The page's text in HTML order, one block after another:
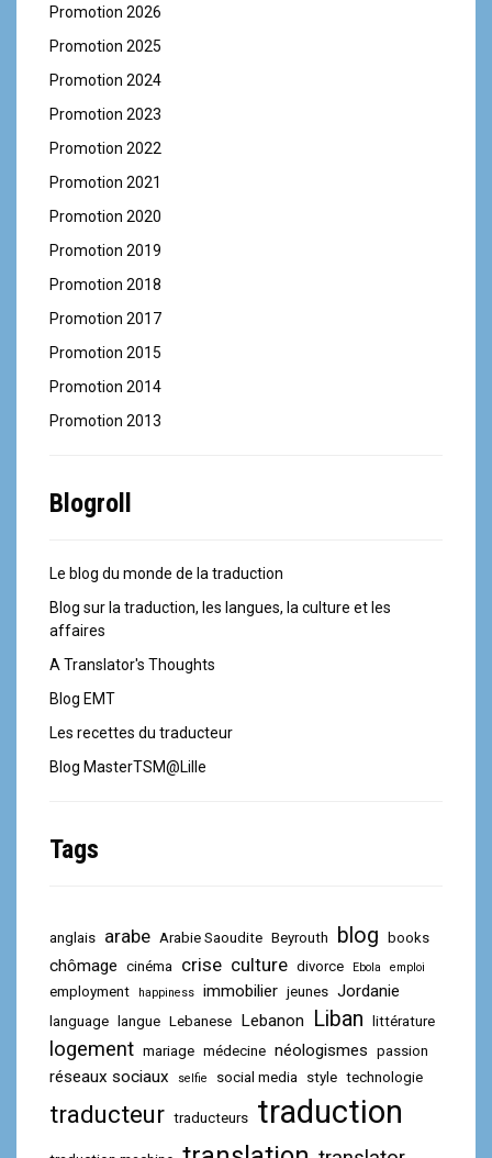
Promotion 2026
Promotion 2025
Promotion 2024
Promotion 2023
Promotion 2022
Promotion 2021
Promotion 2020
Promotion 2019
Promotion 2018
Promotion 2017
Promotion 2015
Promotion 2014
Promotion 2013
Blogroll
Le blog du monde de la traduction
Blog sur la traduction, les langues, la culture et les
affaires
A Translator's Thoughts
Blog EMT
Les recettes du traducteur
Blog MasterTSM@Lille
Tags
anglais arabe Arabie Saoudite Beyrouth blog books
chômage cinéma crise culture divorce Ebola emploi
employment happiness immobilier jeunes Jordanie
language langue Lebanese Lebanon Liban littérature
logement mariage médecine néologismes passion
réseaux sociaux selfie social media style technologie
traducteur traducteurs traduction